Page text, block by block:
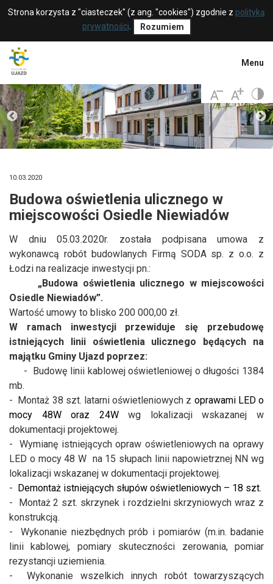
Strona korzysta z "ciasteczek" (z ang. "cookies") zgodnie z polityką
prywatności
Rozumiem
Menu
10.03.2020
Budowa oświetlenia ulicznego w
miejscowości Osiedle Niewiadów
W dniu 05.03.2020r. została podpisana umowa z
wykonawcą robót budowlanych Firmą SODA sp. z o.o. z
Łodzi na realizacje inwestycji pn.:
„Budowa oświetlenia ulicznego w miejscowości
Osiedle Niewiadów”.
Wartość umowy to blisko 200 000,00 zł.
W ramach inwestycji przewiduje się przebudowę
istniejących linii oświetlenia ulicznego będących na
majątku Gminy Ujazd poprzez:
-
Budowę linii kablowej oświetleniowej o długości 1384
mb.
- Montaż 38 szt. latarni oświetleniowych z oprawami LED o
mocy 48W oraz 24Wwg lokalizacji wskazanej w
dokumentacji projektowej.
- Wymianę istniejących opraw oświetleniowych na oprawy
LED o mocy 48 W na 15 słupach linii napowietrznej NN wg
lokalizacji wskazanej w dokumentacji projektowej.
-
Demontaż istniejących słupów oświetleniowych – 18 szt.
- Montaż 2 szt. skrzynek i rozdzielni skrzyniowych wraz z
konstrukcją.
- Wykonanie niezbędnych prób i pomiarów (m.in. badanie
linii kablowej, pomiary skuteczności zerowania, pomiar
rezystancji uziemienia.
- Wykonanie wszelkich innych robót towarzyszących